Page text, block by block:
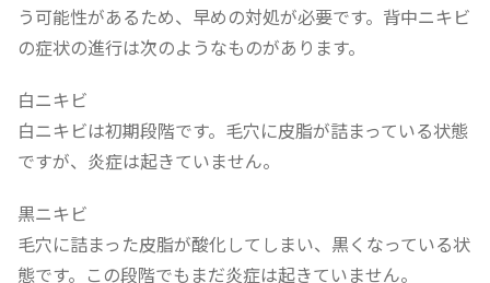
う可能性があるため、早めの対処が必要です。背中ニキビ
の症状の進行は次のようなものがあります。
白ニキビ
白ニキビは初期段階です。毛穴に皮脂が詰まっている状態
ですが、炎症は起きていません。
黒ニキビ
毛穴に詰まった皮脂が酸化してしまい、黒くなっている状
態です。この段階でもまだ炎症は起きていません。